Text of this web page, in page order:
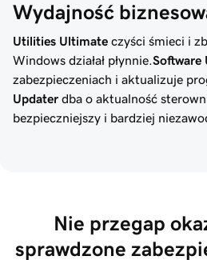
Wydajność
Utilities Ultimate czyści śmieci i
Windows działał płynnie. Software
zabezpieczeniach i aktualizuje
Updater dba o aktualność
bezpieczniejszy i bardziej
Nie przegap
sprawdzone